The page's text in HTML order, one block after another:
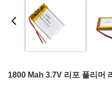
1800 Mah 3.7V 리포 폴리머